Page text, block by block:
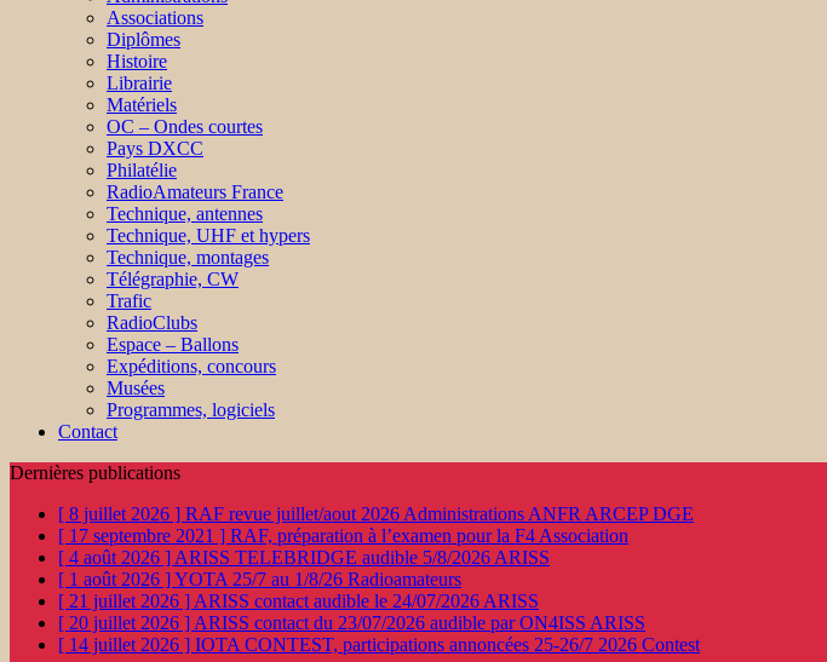
Associations
Diplômes
Histoire
Librairie
Matériels
OC – Ondes courtes
Pays DXCC
Philatélie
RadioAmateurs France
Technique, antennes
Technique, UHF et hypers
Technique, montages
Télégraphie, CW
Trafic
RadioClubs
Espace – Ballons
Expéditions, concours
Musées
Programmes, logiciels
Contact
Dernières publications
[ 8 juillet 2026 ] RAF revue juillet/aout 2026 Administrations ANFR ARCEP DGE
[ 17 septembre 2021 ] RAF, préparation à l’examen pour la F4 Association
[ 4 août 2026 ] ARISS TELEBRIDGE audible 5/8/2026 ARISS
[ 1 août 2026 ]YOTA 25/7 au 1/8/26 Radioamateurs
[ 21 juillet 2026 ] ARISS contact audible le 24/07/2026 ARISS
[ 20 juillet 2026 ] ARISS contact du 23/07/2026 audible par ON4ISS ARISS
[ 14 juillet 2026 ] IOTA CONTEST, participations annoncées 25-26/7 2026 Contest